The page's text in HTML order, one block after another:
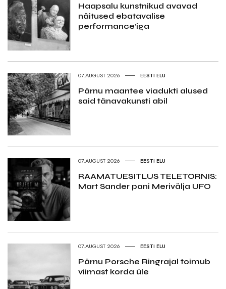
Haapsalu kunstnikud avavad
näitused ebatavalise
performance’iga
07.AUGUST 2026 EESTI ELU
Pärnu maantee viadukti alused
said tänavakunsti abil
07.AUGUST 2026 EESTI ELU
RAAMATUESITLUS TELETORNIS:
Mart Sander pani Merivälja UFO
07.AUGUST 2026 EESTI ELU
Pärnu Porsche Ringrajal toimub
viimast korda üle